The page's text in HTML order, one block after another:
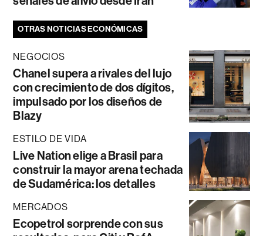
OTRAS NOTICIAS ECONÓMICAS
NEGOCIOS
Chanel supera a rivales del lujo
con crecimiento de dos dígitos,
impulsado por los diseños de
Blazy
ESTILO DE VIDA
Live Nation elige a Brasil para
construir la mayor arena techada
de Sudamérica: los detalles
MERCADOS
Ecopetrol sorprende con sus